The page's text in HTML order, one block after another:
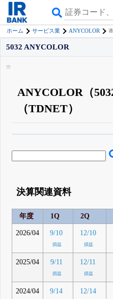
ホーム サービス業 ANYCOLOR
5032 ANYCOLOR
ANYCOLOR（
（TDNET）
詳しく見られる無料でβ版
登録すると永久30%OFFと
決算関連資料
年度 1Q 2Q
2026/04 9/10
損益
12/10
損益
2025/04 9/11
損益
12/11
損益
2024/04 9/14 12/14